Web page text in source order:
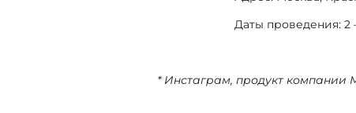
Даты проведения: 2
* Инстаграм, продукт компании